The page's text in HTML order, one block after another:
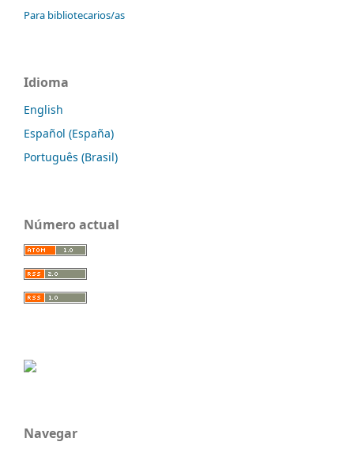
Para bibliotecarios/as
Idioma
English
Español (España)
Português (Brasil)
Número actual
Navegar